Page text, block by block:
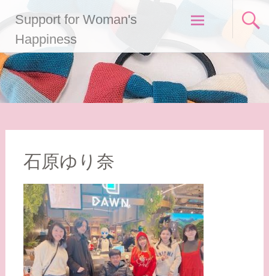
ン
ン
ツ
へ
ス
Support for Woman's
Happiness
石原ゆり奈